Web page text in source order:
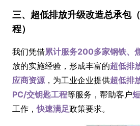
三、超低排放升级改造总承包
程）
我们凭借累计服务200多家钢铁、
放的实施经验，形成丰富的超低排
应商资源 ，为工业企业提供超低排
PC/交钥匙工程等服务，帮助客户
工作，快速满足政策要求。